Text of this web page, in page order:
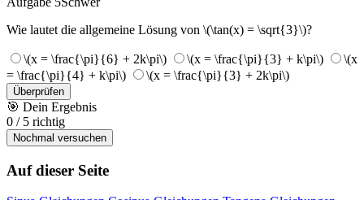
Wie lautet die allgemeine Lösung von \(\tan(x) = \sqrt{3}\)?
\(x = \frac{\pi}{6} + 2k\pi\) \(x = \frac{\pi}{3} + k\pi\)
\(x
= \frac{\pi}{4} + k\pi\)
\(x = \frac{\pi}{3} + 2k\pi\)
Überprüfen
🎯 Dein Ergebnis
0 / 5 richtig
Nochmal versuchen
Auf dieser Seite